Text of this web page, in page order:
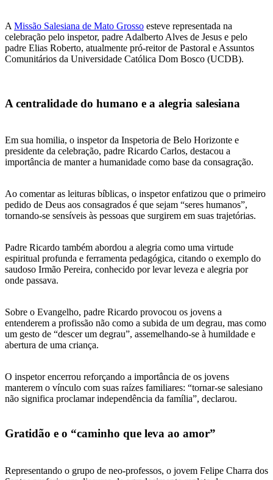
A Missão Salesiana de Mato Grosso esteve representada na
celebração pelo inspetor, padre Adalberto Alves de Jesus e pelo
padre Elias Roberto, atualmente pró-reitor de Pastoral e Assuntos
Comunitários da Universidade Católica Dom Bosco (UCDB).
A centralidade do humano e a alegria salesiana
Em sua homilia, o inspetor da Inspetoria de Belo Horizonte e
presidente da celebração, padre Ricardo Carlos, destacou a
importância de manter a humanidade como base da consagração.
Ao comentar as leituras bíblicas, o inspetor enfatizou que o primeiro
pedido de Deus aos consagrados é que sejam “seres humanos”,
tornando-se sensíveis às pessoas que surgirem em suas trajetórias.
Padre Ricardo também abordou a alegria como uma virtude
espiritual profunda e ferramenta pedagógica, citando o exemplo do
saudoso Irmão Pereira, conhecido por levar leveza e alegria por
onde passava.
Sobre o Evangelho, padre Ricardo provocou os jovens a
entenderem a profissão não como a subida de um degrau, mas como
um gesto de “descer um degrau”, assemelhando-se à humildade e
abertura de uma criança.
O inspetor encerrou reforçando a importância de os jovens
manterem o vínculo com suas raízes familiares: “tornar-se salesiano
não significa proclamar independência da família”, declarou.
Gratidão e o “caminho que leva ao amor”
Representando o grupo de neo-professos, o jovem Felipe Charra dos